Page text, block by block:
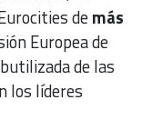
demás
Europea de
de las
los líderes